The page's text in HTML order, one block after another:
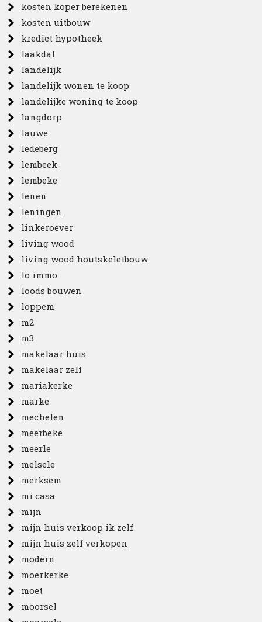
kosten koper berekenen
kosten uitbouw
krediet hypotheek
laakdal
landelijk
landelijk wonen te koop
landelijke woning te koop
langdorp
lauwe
ledeberg
lembeek
lembeke
lenen
leningen
linkeroever
living wood
living wood houtskeletbouw
lo immo
loods bouwen
loppem
m2
m3
makelaar huis
makelaar zelf
mariakerke
marke
mechelen
meerbeke
meerle
melsele
merksem
mi casa
mijn
mijn huis verkoop ik zelf
mijn huis zelf verkopen
modern
moerkerke
moet
moorsel